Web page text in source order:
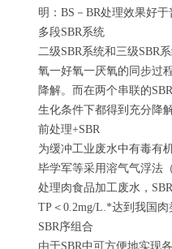
明：BS－BR处理效果好
多段SBR系统
二级SBR系统和三级SBR
氧一好氧一厌氧的同步过
降解。而在两个串联的
生化条件下都得到充分降
前处理+SBR
为缓冲工业废水中有毒有
毕学军等采用溶气气浮法
处理肉食品加工废水，
TP＜0.2mg/L.*达到我国
SBR序组合
由于SBR中可方便地实现